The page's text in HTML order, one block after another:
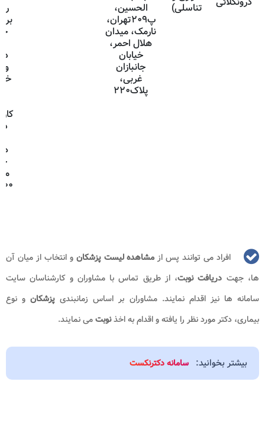
تناسلی)
الحسین،
پ۲۰۹تهران،
نارمک، میدان
هلال احمر،
خیابان
جانبازان
غربی،
پلاک۲۲۰
افراد می توانند پس ازمشاهده لیست پزشکان و انتخاب از میان آن
ها، جهت دریافت نوبت، از طریق تماس با مشاوران و کارشناسان سایت
سامانه ها نیز اقدام نمایند. مشاوران بر اساس زمانبندی پزشکان و نوع
بیماری، دکتر مورد نظر را یافته و اقدام به اخذنوبتمی نمایند.
بیشتر بخوانید: سامانه دکترنکست